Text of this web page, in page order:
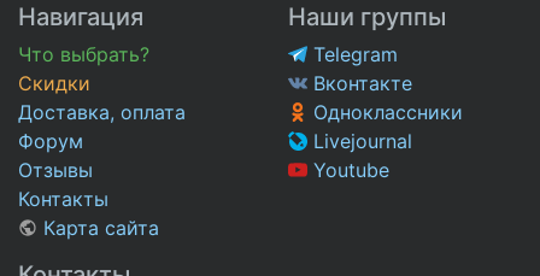
Навигация
Что выбрать?
Скидки
Доставка, оплата
Форум
Отзывы
Контакты
Карта сайта
Наши группы
Telegram
Вконтакте
Одноклассники
Livejournal
Youtube